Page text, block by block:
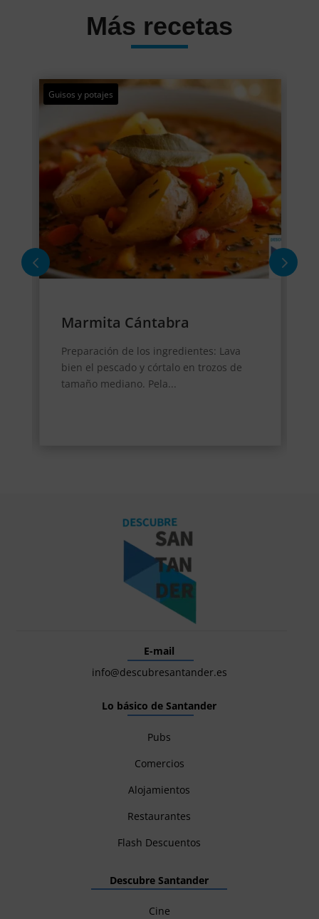
Más recetas
Guisos y potajes
Marmita Cántabra
Preparación de los ingredientes: Lava
bien el pescado y córtalo en trozos de
tamaño mediano. Pela...
E-mail
info@descubresantander.es
Lo básico de Santander
Pubs
Comercios
Alojamientos
Restaurantes
Flash Descuentos
Descubre Santander
Cine